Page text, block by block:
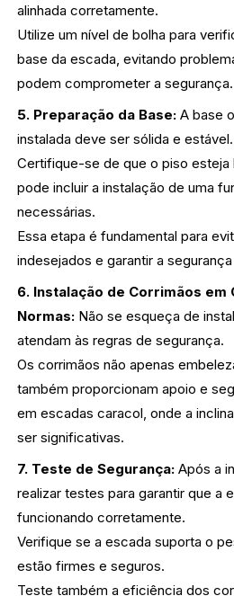
alinhada corretamente.
Utilize um nível de bolha para
base da escada, evitando
podem comprometer a segurança.
5. Preparação da Base: A base
instalada deve ser sólida e estável.
Certifique-se de que o piso esteja
pode incluir a instalação de uma
necessárias.
Essa etapa é fundamental para
indesejados e garantir a
6. Instalação de Corrimãos
Normas: Não se esqueça de
atendam às regras de segurança.
Os corrimãos não apenas
também proporcionam apoio e
em escadas caracol, onde a
ser significativas.
7. Teste de Segurança: Após a
realizar testes para garantir que a
funcionando corretamente.
Verifique se a escada suporta o
estão firmes e seguros.
Teste também a eficiência dos